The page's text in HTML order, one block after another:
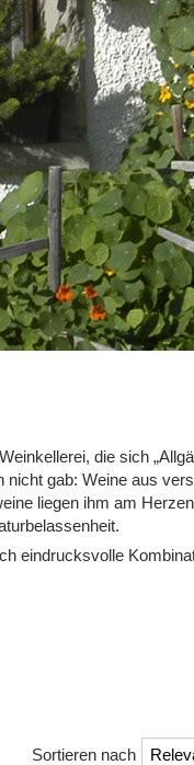
die sich
nicht gab: Weine aus
liegen ihm am
eindrucksvolle
Sortieren nach